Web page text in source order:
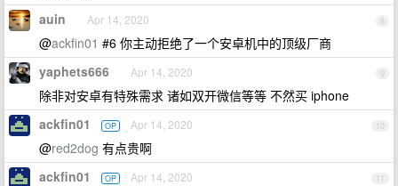
8
auin Apr 14, 2020
@ackfin01 #6 你主动拒绝了一个安卓机中的顶级厂商
9
yaphets666 Apr 14, 2020
除非对安卓有特殊需求 诸如双开微信等等 不然买 iphone
10
ackfin01 OP Apr 14, 2020
@red2dog 有点贵啊
11
ackfin01 OP Apr 14, 2020